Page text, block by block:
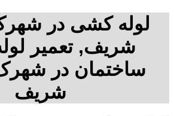
لوله کشی در
شریف, تعمیر
ساختمان در
شریف